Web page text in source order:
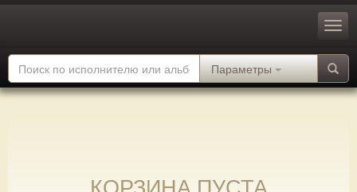
Параметры